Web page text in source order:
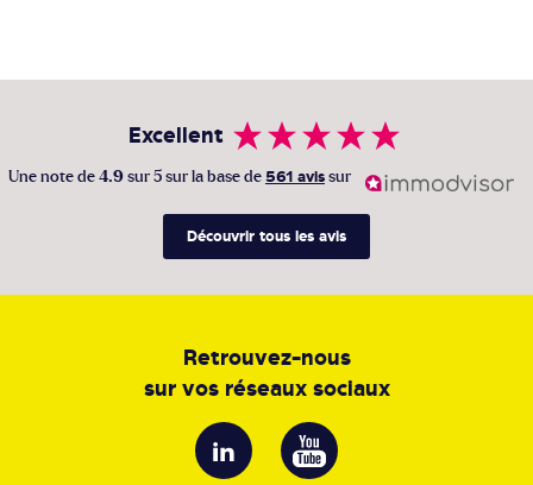
Excellent
Une note de 4.9 sur 5 sur la base de 561 avis sur
Découvrir tous les avis
Retrouvez-nous
sur vos réseaux sociaux